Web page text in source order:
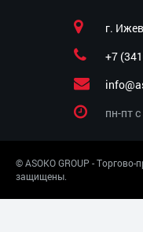
г.
+7
пн-пт
© ASOKO GROUP -
защищены.